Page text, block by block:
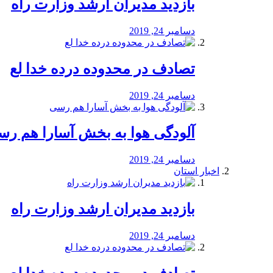
بازدید مدیران ارشد وزارت راه
دسامبر 24, 2019
تصادف در محدوده درده خدا لع
دسامبر 24, 2019
آلودگی هوا به بخش آسارا هم
دسامبر 24, 2019
اخبار استان
بازدید مدیران ارشد وزارت راه
دسامبر 24, 2019